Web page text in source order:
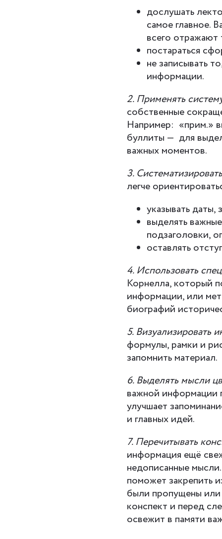
дослушать
самое главное.
всего
постараться
не записывать
информации.
2. Применять
собственные
Например: «прим.»
буллиты — для
важных моментов.
3.
легче
указывать даты,
выделять
подзаголовки,
оставлять
4. Использовать
Корнелла, который
информации, или
биографий
5.
формулы, рамки и
запомнить материал.
6. Выделять мысли
важной информации
улучшает
и главных идей.
7. Перечитывать
информация ещё
недописанные
поможет закрепить
были пропущены или
конспект и перед
освежит в памяти